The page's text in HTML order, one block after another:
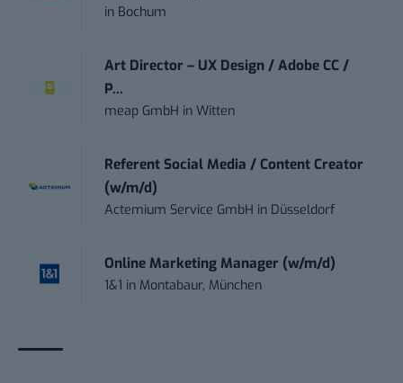
in Bochum
Art Director – UX Design / Adobe CC /
P...
meap GmbH inWitten
Referent Social Media / Content Creator
(w/m/d)
Actemium Service GmbH in Düsseldorf
Online Marketing Manager (w/m/d)
1&1 in Montabaur, München